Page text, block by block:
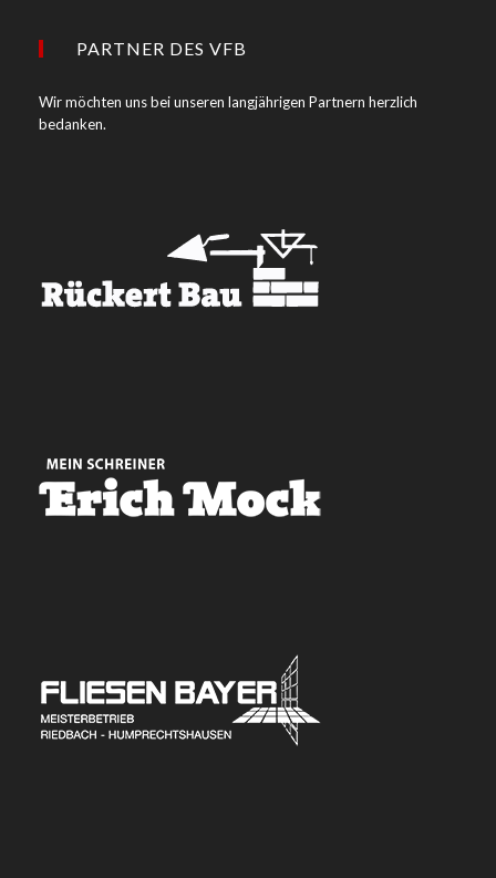
PARTNER DES VFB
Wir möchten uns bei unseren langjährigen Partnern herzlich
bedanken.